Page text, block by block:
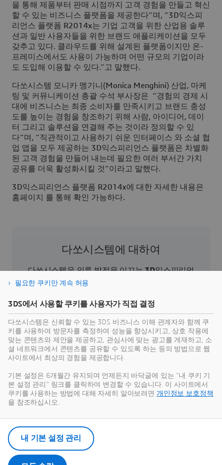
을 통해 제품부터 판매 시점까지 고객 경험을 만들고 혁신
할 수 있는 비즈니스 플랫폼을 제공한다”며, “3D익스피
리언스 플랫폼 R2014x는 기업 고객을 위한 산업용 솔루
션과 일반 사용자들을 위한 브랜드 애플리케이션을 모두
갖추고 있다. 클라우드를 위해 설계된 플랫폼이지만 온-
프레미스에서도 사용이 가능하며 어떤 규모의 기업이라
도 도입해 이용할 수 있다.”고 말했다.
다쏘시스템 모니카 멩기니(Monica Menghini) 산업, 마케
팅 및 커뮤니케이션 총괄 수석 부사장은 “경험의 경제 시
대에 비즈니스는 최종 소비자를 만족시키고 브랜드 충성
도를 높이는 경험을 창조하기 위해 사람, 아이디어, 데이
터 그리고 솔루션을 연결해 주는 것이라 정의할 수 있
다“며, “직관적이고 사용하기 쉬운 인터페이스 와 소셜 협
업 앱을 모두 제공하는 3D익스피리언스 플랫폼은 차별화
된 고객 경험을 만들어 내는데 필요한 여러 부서간 가치
공유를 더욱 활성화시킬 것”이라고 말했다.
3D익스피리언스 플랫폼 R2014x에 대한 자세한 내용은
홈페이지 를 통해 확인 가능하다.
다쏘시스템에 대하여
다쏘시스템은 인류 발전을 이끄는3D익스피리언
스 기업이다. 기업과 사람들이 지속 가능한 혁신을
3D 익스피리언스 플랫폼과 애플리케이션을 통해
현실 세계의 버추얼 트윈 익스피리언스를 제공함
으로써 고객은 제품의 제작, 생산 및 라이프 사이클
관리 프로세스를 재정의하여 보다 지속 가능한 세
상을 만들기 위한 의미 있는 영향력을 발휘할 수 있
지속가능성을 혁신하고있는 다쏘시스템은 150여
개국 전 산업 분야에 걸친 30만 개 이상의 고객과
협력하여 가치를 제공하고 있다. 보다 더 자세한 내
보도 자료 다운로드
필요한 쿠키만 계속 허용
3DS에서 사용할 쿠키를 사용자가 직접 결정
다쏘시스템은 신뢰할 수 있는 3DS 비즈니스 이해 관계자와 함께 쿠
키를 사용하여 방문자를 측정하여 성능을 향상시키고, 상호 작용에
맞는 콘텐츠와 제안을 제공하고, 관심사에 맞는 광고를 게재하고, 소
셜 네트워크에서 콘텐츠를 공유할 수 있도록 하는 등의 방법으로 웹
사이트에서 최상의 경험을 제공합니다.
기본 설정은 6개월간 유지되며 언제든지 바닥글에 있는 "내 쿠키 기
본 설정 관리" 링크를 클릭하여 변경할 수 있습니다. 이 사이트에서
쿠키를 사용하는 방법에 대해 자세히 알아보려면 개인정보 보호정책
을 참조하십시오.
내 기본 설정 관리